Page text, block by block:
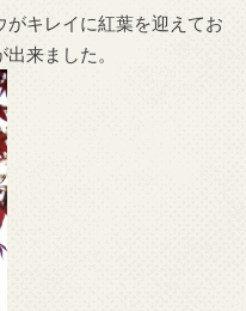
がキレイに紅葉を迎えてお
来ました。